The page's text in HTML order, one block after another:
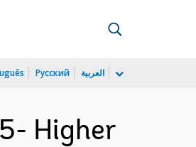
Русский العربية
Higher